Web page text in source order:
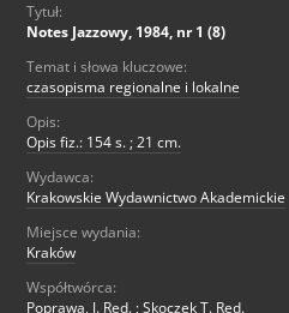
Tytuł:
Notes Jazzowy, 1984, nr 1 (8)
Temat i słowa kluczowe:
czasopisma regionalne i lokalne
Opis:
Opis fiz.: 154 s. ; 21 cm.
Wydawca:
Krakowskie Wydawnictwo Akademickie
Miejsce wydania:
Kraków
Współtwórca:
Poprawa, J. Red. ; Skoczek T. Red.